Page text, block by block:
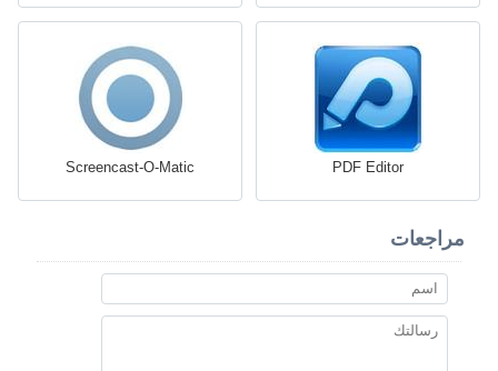
PDF Editor
Screencast-O-Matic
مراجعات